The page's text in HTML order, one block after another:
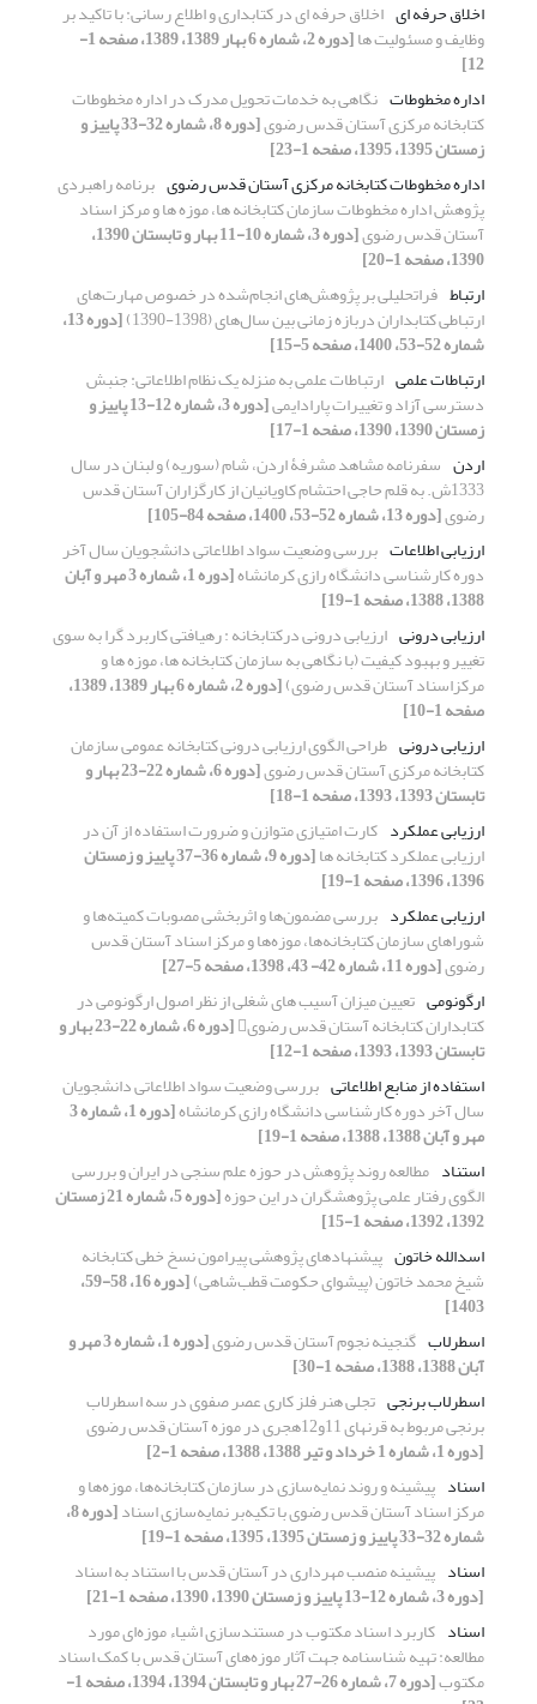
اخلاق حرفه ای اخلاق حرفه ای در کتابداری و اطلاع رسانی: با تاکید بر
وظایف و مسئولیت ها [دوره 2، شماره 6 بهار 1389، 1389، صفحه 1-
12]
اداره مخطوطات نگاهی به خدمات تحویل مدرک در اداره مخطوطات
کتابخانه مرکزی آستان قدس رضوی [دوره 8، شماره 32-33 پاییز و
زمستان 1395، 1395، صفحه 1-23]
اداره مخطوطات کتابخانه مرکزی آستان قدس رضوی برنامه راهبردی
پژوهش اداره مخطوطات سازمان کتابخانه ها، موزه ها و مرکز اسناد
آستان قدس رضوی [دوره 3، شماره 10-11 بهار و تابستان 1390،
1390، صفحه 1-20]
ارتباط فراتحلیلی بر پژوهش‌های انجام‌شده در خصوص مهارت‌های
ارتباطی کتابداران دربازه زمانی بین سال‌های (1398-1390) [دوره 13،
شماره 52-53، 1400، صفحه 5-15]
ارتباطات علمی ارتباطات علمی به منزله یک نظام اطلاعاتی: جنبش
دسترسی آزاد و تغییرات پارادایمی [دوره 3، شماره 12-13 پاییز و
زمستان 1390، 1390، صفحه 1-17]
اردن سفرنامه مشاهد مشرفۀ اردن، شام (سوریه) و لبنان در سال
1333ش. به قلم حاجی احتشام کاویانیان از کارگزاران آستان قدس
رضوی[دوره 13، شماره 52-53، 1400، صفحه 84-105]
ارزیابی اطلاعات بررسی وضعیت سواد اطلاعاتی دانشجویان سال آخر
دوره کارشناسی دانشگاه رازی کرمانشاه [دوره 1، شماره 3 مهر و آبان
1388، 1388، صفحه 1-19]
ارزیابی درونی ارزیابی درونی درکتابخانه : رهیافتی کاربرد گرا به سوی
تغییر و بهبود کیفیت (با نگاهی به سازمان کتابخانه ها، موزه ها و
مرکزاسناد آستان قدس رضوی) [دوره 2، شماره 6 بهار 1389، 1389،
صفحه 1-10]
ارزیابی درونی طراحی الگوی ارزیابی درونی کتابخانه عمومی سازمان
کتابخانه مرکزی آستان قدس رضوی [دوره 6، شماره 22-23 بهار و
تابستان 1393، 1393، صفحه 1-18]
ارزیابی عملکرد کارت امتیازی متوازن و ضرورت استفاده از آن در
ارزیابی عملکرد کتابخانه ها [دوره 9، شماره 36-37 پاییز و زمستان
1396، 1396، صفحه 1-19]
ارزیابی عملکرد بررسی مضمون‌ها و اثربخشی مصوبات کمیته‌ها و
شوراهای سازمان کتابخانه‌ها، موزه‌ها و مرکز اسناد آستان قدس
رضوی[دوره 11، شماره 42- 43، 1398، صفحه 5-27]
ارگونومی تعیین میزان آسیب‌ های شغلی از نظر اصول ارگونومی در
کتابداران کتابخانه آستان قدس رضوی [دوره 6، شماره 22-23 بهار و
تابستان 1393، 1393، صفحه 1-12]
استفاده از منابع اطلاعاتی بررسی وضعیت سواد اطلاعاتی دانشجویان
سال آخر دوره کارشناسی دانشگاه رازی کرمانشاه [دوره 1، شماره 3
مهر و آبان 1388، 1388، صفحه 1-19]
استناد مطالعه روند پژوهش در حوزه علم سنجی در ایران و بررسی
الگوی رفتار علمی پژوهشگران در این حوزه [دوره 5، شماره 21 زمستان
1392، 1392، صفحه 1-15]
اسدالله خاتون پیشنهادهای پژوهشی پیرامون نسخ خطی کتابخانه
شیخ محمد خاتون (پیشوای حکومت قطب‌شاهی) [دوره 16، 58-59،
1403]
اسطرلاب گنجینه نجوم آستان قدس رضوی [دوره 1، شماره 3 مهر و
آبان 1388، 1388، صفحه 1-30]
اسطرلاب برنجی تجلی هنر فلز کاری عصر صفوی در سه اسطرلاب
برنجی مربوط به قرنهای 11و12هجری در موزه آستان قدس رضوی
[دوره 1، شماره 1 خرداد و تیر 1388، 1388، صفحه 1-2]
اسناد پیشینه و روند نمایه‌سازی در سازمان کتابخانه‌ها، موزه‌ها و
مرکز اسناد آستان قدس رضوی با تکیه‌بر نمایه‌سازی اسناد [دوره 8،
شماره 32-33 پاییز و زمستان 1395، 1395، صفحه 1-19]
اسناد پیشینه منصب مهرداری در آستان قدس با استناد به اسناد
[دوره 3، شماره 12-13 پاییز و زمستان 1390، 1390، صفحه 1-21]
اسناد کاربرد اسناد مکتوب در مستندسازی اشیاء موزه‌ای مورد
مطالعه: تهیه شناسنامه جهت آثار موزه‌های آستان قدس با کمک ِاسناد
مکتوب [دوره 7، شماره 26-27 بهار و تابستان 1394، 1394، صفحه 1-